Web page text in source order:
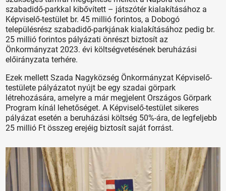
szabadidő-parkkal kibővített – játszótér kialakításához a
Képviselő-testület br. 45 millió forintos, a Dobogó
településrész szabadidő-parkjának kialakításához pedig br.
25 millió forintos pályázati önrészt biztosít az
Önkormányzat 2023. évi költségvetésének beruházási
előirányzata terhére.
Ezek mellett Szada Nagyközség Önkormányzat Képviselő-
testülete pályázatot nyújt be egy szadai görpark
létrehozására, amelyre a már megjelent Országos Görpark
Program kínál lehetőséget. A Képviselő-testület sikeres
pályázat esetén a beruházási költség 50%-ára, de legfeljebb
25 millió Ft összeg erejéig biztosít saját forrást.